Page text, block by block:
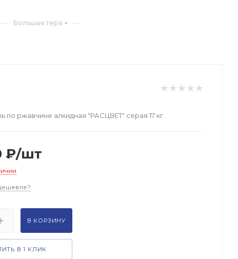
— Большая тера —
по ржавчине алкидная "РАСЦВЕТ" серая 17 кг
₽/шт
В КОРЗИНУ
В 1 КЛИК